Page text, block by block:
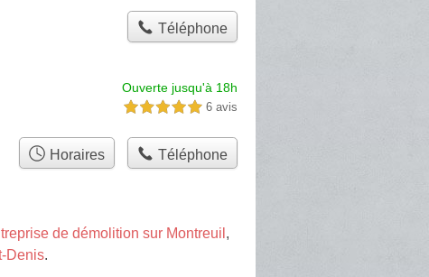
Téléphone
Ouverte jusqu'à 18h
5,0 étoiles sur 5 6 avis
Horaires Téléphone
de démolition sur Montreuil ,
Denis.